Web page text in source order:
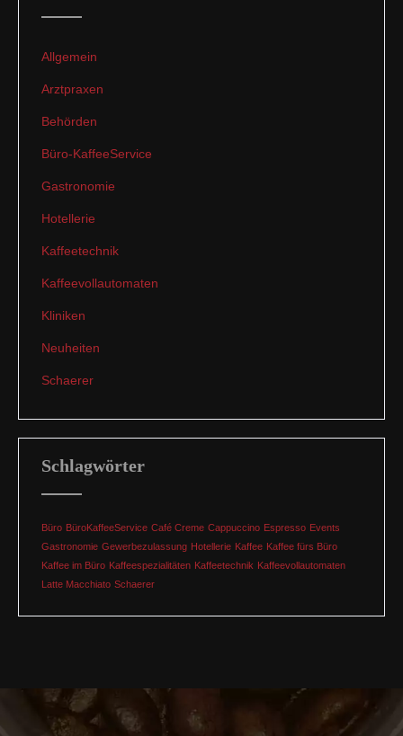
Allgemein
Arztpraxen
Behörden
Büro-KaffeeService
Gastronomie
Hotellerie
Kaffeetechnik
Kaffeevollautomaten
Kliniken
Neuheiten
Schaerer
Schlagwörter
Büro BüroKaffeeService Café Creme Cappuccino Espresso Events
Gastronomie Gewerbezulassung Hotellerie Kaffee Kaffee fürs Büro
Kaffee im Büro Kaffeespezialitäten Kaffeetechnik Kaffeevollautomaten
Latte Macchiato Schaerer